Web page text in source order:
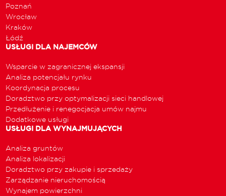
Poznań
Wrocław
Kraków
Łódź
USŁUGI DLA NAJEMCÓW
Wsparcie w zagranicznej ekspansji
Analiza potencjału rynku
Koordynacja procesu
Doradztwo przy optymalizacji sieci handlowej
Przedłużenie i renegocjacja umów najmu
Dodatkowe usługi
USŁUGI DLA WYNAJMUJĄCYCH
Analiza gruntów
Analiza lokalizacji
Doradztwo przy zakupie i sprzedaży
Zarządzanie nieruchomością
Wynajem powierzchni